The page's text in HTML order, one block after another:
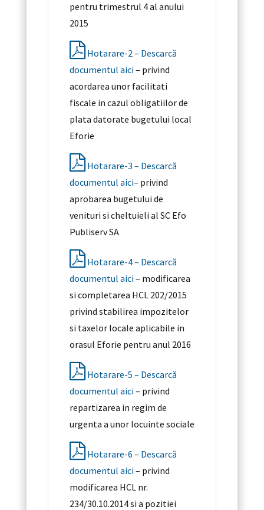
pentru trimestrul 4 al anului
2015
Hotarare-2 – Descarcă
documentul aici– privind
acordarea unor facilitati
fiscale in cazul obligatiilor de
plata datorate bugetului local
Eforie
Hotarare-3 – Descarcă
documentul aici– privind
aprobarea bugetului de
venituri si cheltuieli al SC Efo
Publiserv SA
Hotarare-4 – Descarcă
documentul aici– modificarea
si completarea HCL 202/2015
privind stabilirea impozitelor
si taxelor locale aplicabile in
orasul Eforie pentru anul 2016
Hotarare-5 – Descarcă
documentul aici– privind
repartizarea in regim de
urgenta a unor locuinte sociale
Hotarare-6 – Descarcă
documentul aici– privind
modificarea HCL nr.
234/30.10.2014 si a pozitiei